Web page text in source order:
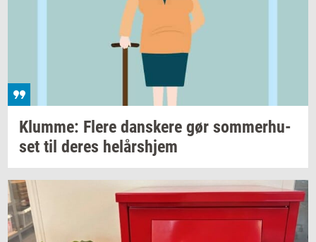
Klum­me: Flere dan­ske­re gør som­mer­hu­
set til deres helårs­hjem